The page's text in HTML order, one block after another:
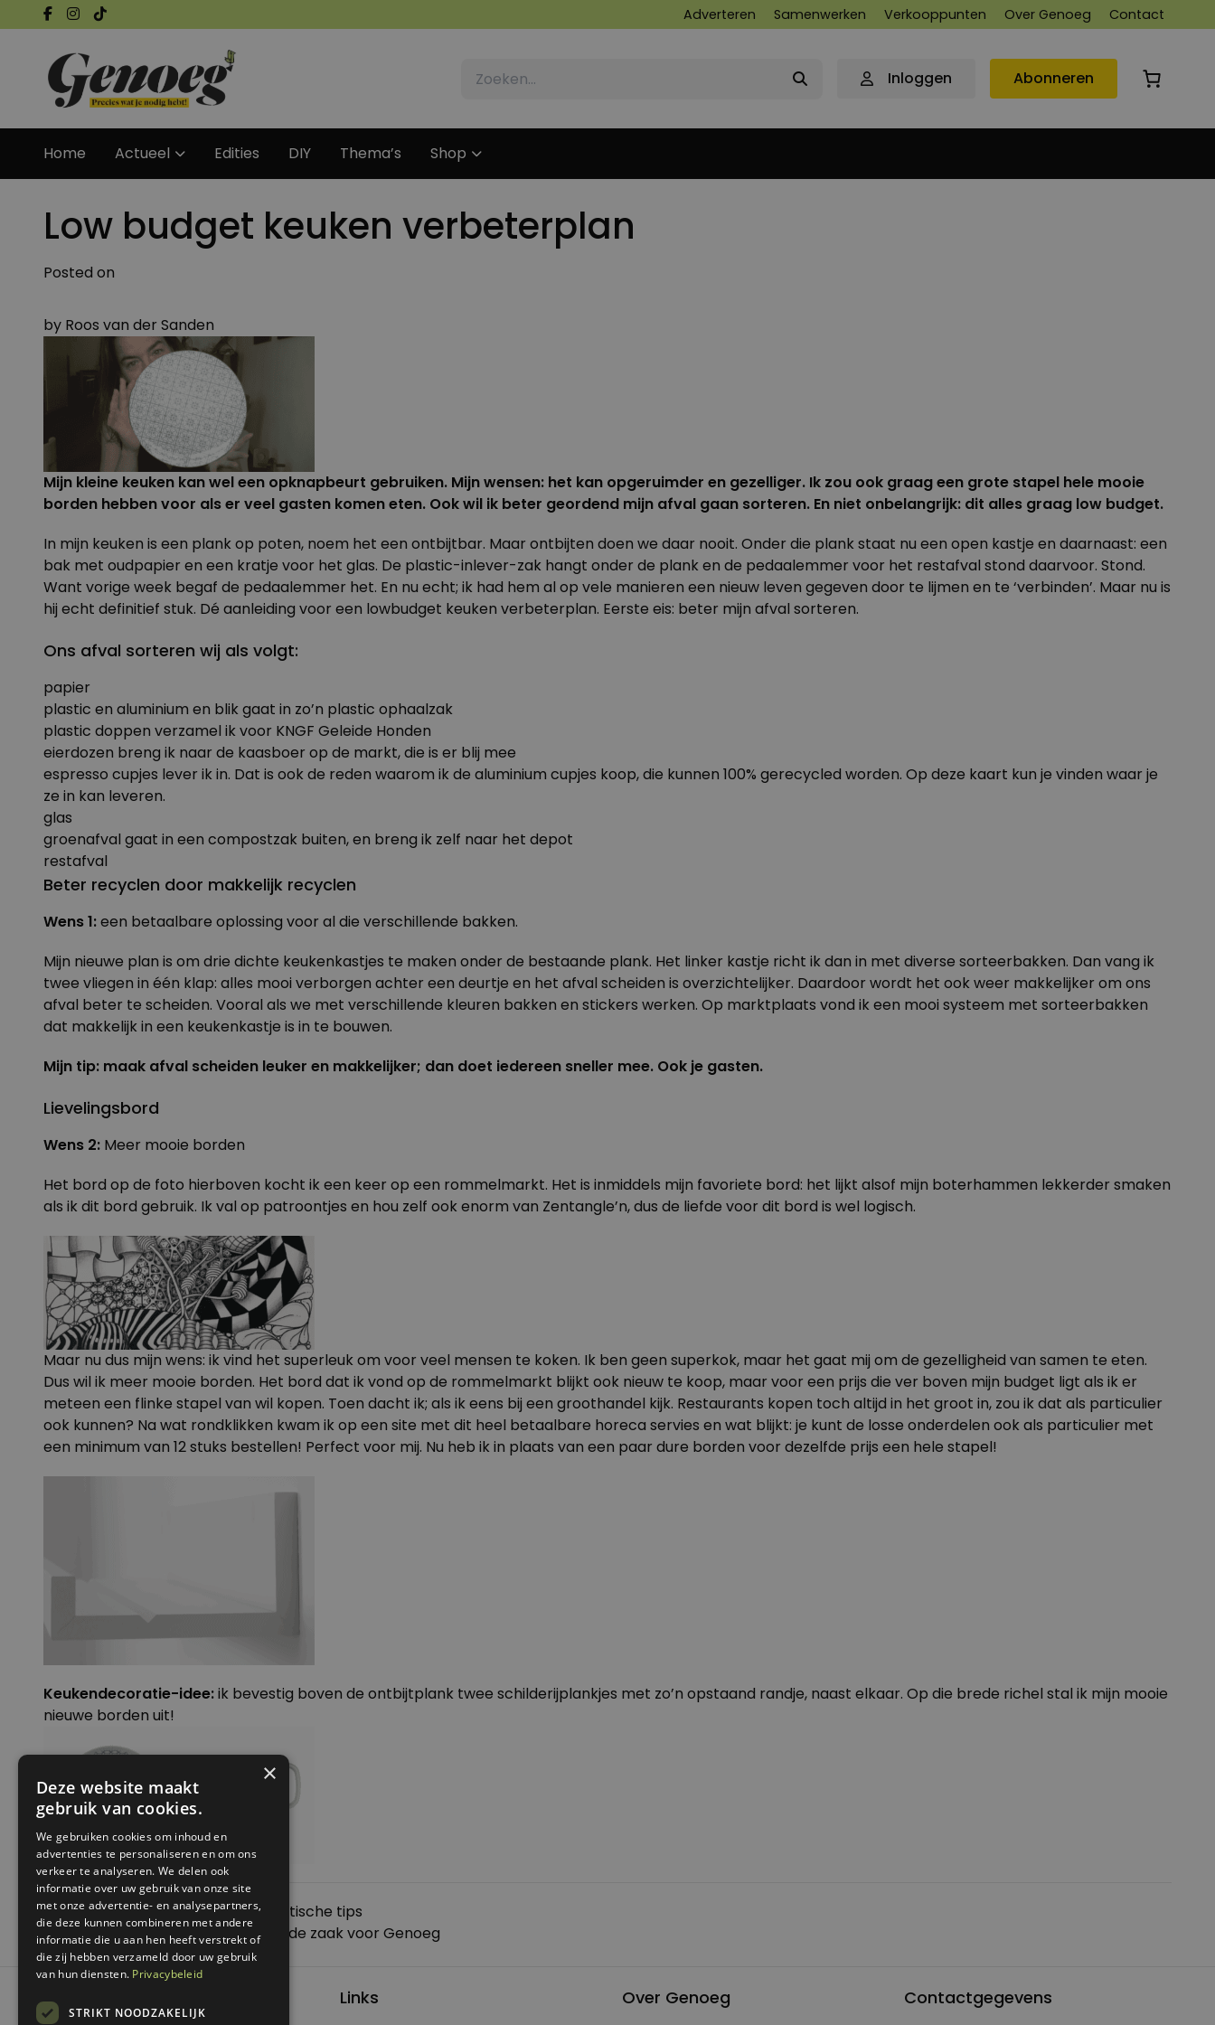
Adverteren Samenwerken Verkooppunten Over Genoeg Contact
Inloggen Abonneren
Home Actueel Edities DIY Thema’s Shop
Low budget keuken verbeterplan
Posted on
by Roos van der Sanden
Mijn kleine keuken kan wel een opknapbeurt gebruiken. Mijn wensen: het kan opgeruimder en gezelliger. Ik zou ook graag een grote stapel hele mooie
borden hebben voor als er veel gasten komen eten. Ook wil ik beter geordend mijn afval gaan sorteren. En niet onbelangrijk: dit alles graag low budget.
In mijn keuken is een plank op poten, noem het een ontbijtbar. Maar ontbijten doen we daar nooit. Onder die plank staat nu een open kastje en daarnaast: een
bak met oudpapier en een kratje voor het glas. De plastic-inlever-zak hangt onder de plank en de pedaalemmer voor het restafval stond daarvoor. Stond.
Want vorige week begaf de pedaalemmer het. En nu echt; ik had hem al op vele manieren een nieuw leven gegeven door te lijmen en te ‘verbinden’. Maar nu is
hij echt definitief stuk. Dé aanleiding voor een lowbudget keuken verbeterplan. Eerste eis: beter mijn afval sorteren.
Ons afval sorteren wij als volgt:
papier
plastic en aluminium en blik gaat in zo’n plastic ophaalzak
plastic doppen verzamel ik voor KNGF Geleide Honden
eierdozen breng ik naar de kaasboer op de markt, die is er blij mee
espresso cupjes lever ik in. Dat is ook de reden waarom ik de aluminium cupjes koop, die kunnen 100% gerecycled worden. Op deze kaart kun je vinden waar je
ze in kan leveren.
glas
groenafval gaat in een compostzak buiten, en breng ik zelf naar het depot
restafval
Beter recyclen door makkelijk recyclen
Wens 1:een betaalbare oplossing voor al die verschillende bakken.
Mijn nieuwe plan is om drie dichte keukenkastjes te maken onder de bestaande plank. Het linker kastje richt ik dan in met diverse sorteerbakken. Dan vang ik
twee vliegen in één klap: alles mooi verborgen achter een deurtje en het afval scheiden is overzichtelijker. Daardoor wordt het ook weer makkelijker om ons
afval beter te scheiden. Vooral als we met verschillende kleuren bakken en stickers werken. Op marktplaats vond ik een mooi systeem met sorteerbakken
dat makkelijk in een keukenkastje is in te bouwen.
Mijn tip: maak afval scheiden leuker en makkelijker; dan doet iedereen sneller mee. Ook je gasten.
Lievelingsbord
Wens 2: Meer mooie borden
Het bord op de foto hierboven kocht ik een keer op een rommelmarkt. Het is inmiddels mijn favoriete bord: het lijkt alsof mijn boterhammen lekkerder smaken
als ik dit bord gebruik. Ik val op patroontjes en hou zelf ook enorm van Zentangle’n, dus de liefde voor dit bord is wel logisch.
Maar nu dus mijn wens: ik vind het superleuk om voor veel mensen te koken. Ik ben geen superkok, maar het gaat mij om de gezelligheid van samen te eten.
Dus wil ik meer mooie borden. Het bord dat ik vond op de rommelmarkt blijkt ook nieuw te koop, maar voor een prijs die ver boven mijn budget ligt als ik er
meteen een flinke stapel van wil kopen. Toen dacht ik; als ik eens bij een groothandel kijk. Restaurants kopen toch altijd in het groot in, zou ik dat als particulier
ook kunnen? Na wat rondklikken kwam ik op een site met dit heel betaalbare horeca servies en wat blijkt: je kunt de losse onderdelen ook als particulier met
een minimum van 12 stuks bestellen! Perfect voor mij. Nu heb ik in plaats van een paar dure borden voor dezelfde prijs een hele stapel!
Keukendecoratie-idee:ik bevestig boven de ontbijtplank twee schilderijplankjes met zo’n opstaand randje, naast elkaar. Op die brede richel stal ik mijn mooie
nieuwe borden uit!
Posted inKoken met Genoeg,Praktische tips
Bericht
navigatie
Previous: Een elektrische auto van de zaak voor Genoeg
Next: Over de datum: koffie
Links Over Genoeg Contactgegevens
×
Deze website maakt
gebruik van cookies.
We gebruiken cookies om inhoud en
advertenties te personaliseren en om ons
verkeer te analyseren. We delen ook
informatie over uw gebruik van onze site
met onze advertentie- en analysepartners,
die deze kunnen combineren met andere
informatie die u aan hen heeft verstrekt of
die zij hebben verzameld door uw gebruik
van hun diensten. Privacybeleid
STRIKT NOODZAKELIJK